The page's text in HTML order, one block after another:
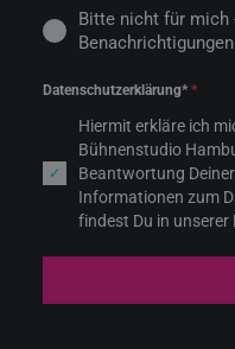
Bitte nicht für mich
Datenschutzerklärung* *
Hiermit erkläre ich
Bühnenstudio
Beantwortung
Informationen zum
findest Du in